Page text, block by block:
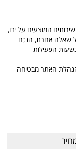
המוצעים על ידו,
שאלה אחרת, הנכם
הפעילות
האתר מבטיחה